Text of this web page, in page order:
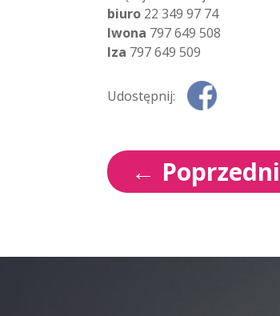
biuro 22 349 97 74
Iwona 797 649 508
Iza 797 649 509
Udostępnij:
←